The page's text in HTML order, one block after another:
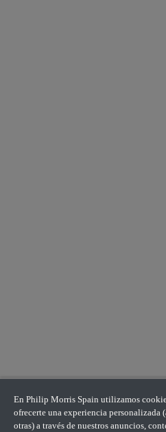
En Philip Morris Spain utilizamos
ofrecerte una experiencia personalizada
otras) a través de nuestros anuncios,